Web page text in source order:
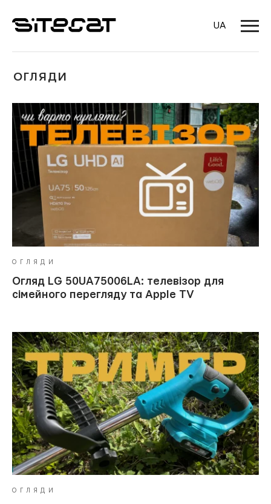
UA
ОГЛЯДИ
ОГЛЯДИ
Огляд LG 50UA75006LA: телевізор для
сімейного перегляду та Apple TV
ОГЛЯДИ